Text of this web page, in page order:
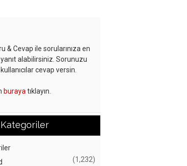
& Cevap ile sorularınıza en
alabilirsiniz. Sorunuzu
cevap versin.
buraya tıklayın.
Kategoriler
(1,232)